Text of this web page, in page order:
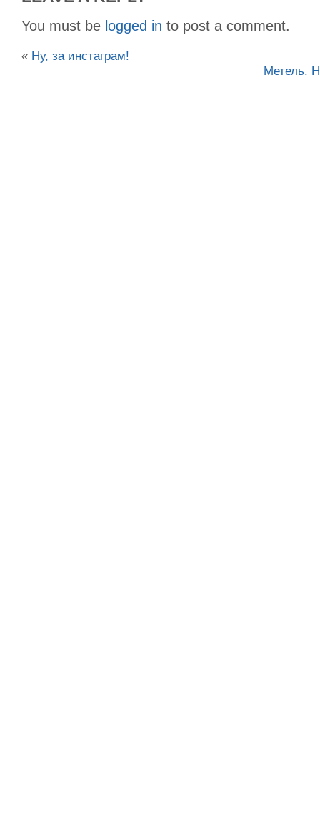
You must be logged in to post a comment.
« Ну, за инстаграм!
Метель.